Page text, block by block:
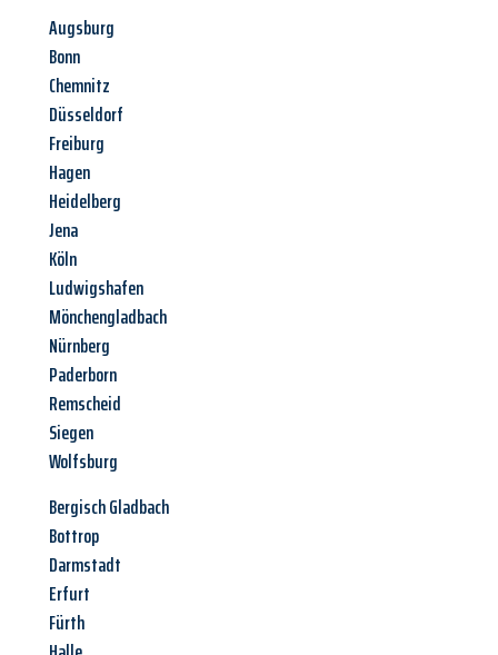
Augsburg
Bonn
Chemnitz
Düsseldorf
Freiburg
Hagen
Heidelberg
Jena
Köln
Ludwigshafen
Mönchengladbach
Nürnberg
Paderborn
Remscheid
Siegen
Wolfsburg
Bergisch Gladbach
Bottrop
Darmstadt
Erfurt
Fürth